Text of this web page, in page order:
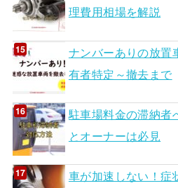
理費用相場を解説
ナンバーありの放置
有者特定～撤去まで
駐車場料金の滞納者
とオーナーは必見
車が加速しない！症